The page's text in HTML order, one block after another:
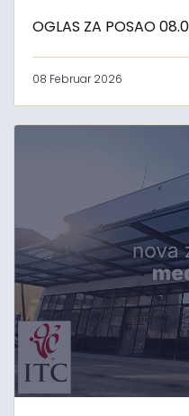
OGLAS ZA POSAO
08 Februar 2026